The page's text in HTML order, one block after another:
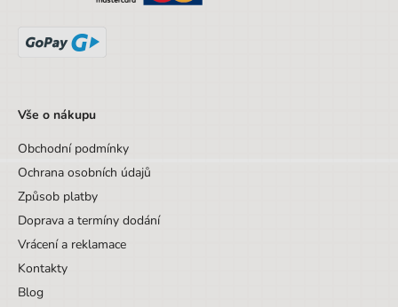
Designová položka
Vše o nákupu
Obchodní podmínky
Ochrana osobních údajů
Způsob platby
Doprava a termíny dodání
Vrácení a reklamace
Kontakty
Blog